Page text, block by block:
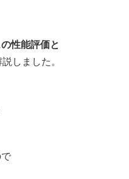
の性能評価と
しました。